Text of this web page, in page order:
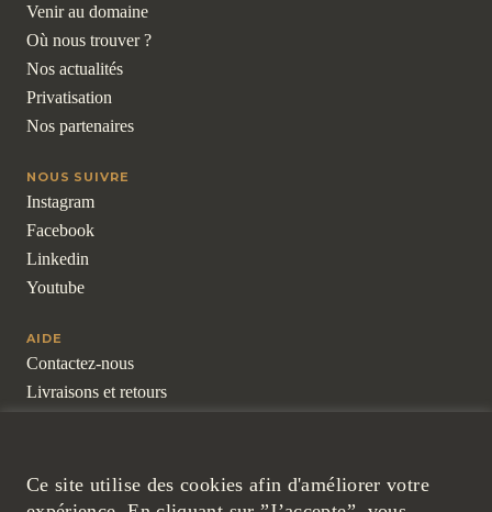
Venir au domaine
Où nous trouver ?
Nos actualités
Privatisation
Nos partenaires
NOUS SUIVRE
Instagram
Facebook
Linkedin
Youtube
AIDE
Contactez-nous
Livraisons et retours
Ce site utilise des cookies afin d'améliorer votre